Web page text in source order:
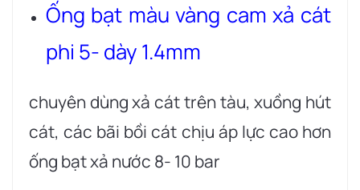
Ống bạt màu vàng cam xả cát
phi 5- dày 1.4mm
chuyên dùng xả cát trên tàu, xuồng hút
cát, các bãi bồi cát chịu áp lực cao hơn
ống bạt xả nước 8- 10 bar